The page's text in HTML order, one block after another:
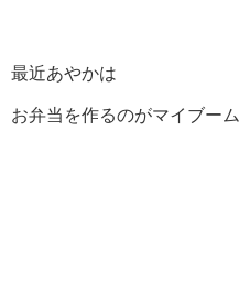
最近あやかは
お弁当を作るのがマイブーム